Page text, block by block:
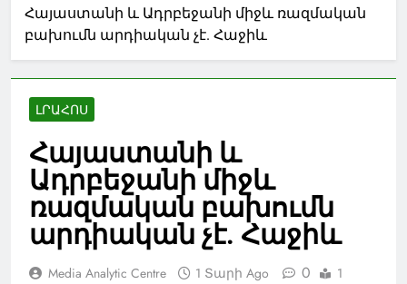
Հայաստանի և Ադրբեջանի միջև ռազմական
բախումն արդիական չէ. Հաջիև
ԼՐԱՀՈՍ
Հայաստանի և
Ադրբեջանի միջև
ռազմական բախումն
արդիական չէ. Հաջիև
Media Analytic Centre 1 Տարի Ago 0
1